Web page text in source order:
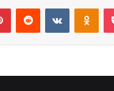
PinterestReddit VKontakte